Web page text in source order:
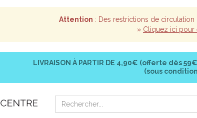
Attention : Des restrictions de
» Cliquez ici pour
LIVRAISON À PARTIR DE 4,90€ (offerte dès
(sous